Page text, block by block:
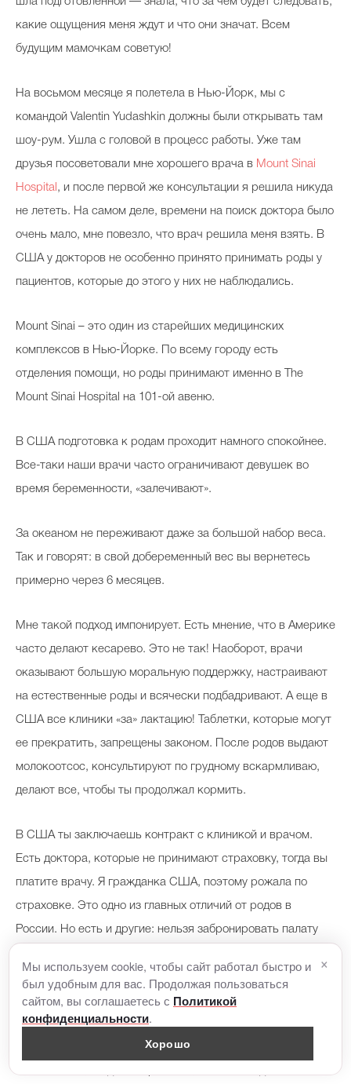
какие ощущения меня ждут и что они значат. Всем
будущим мамочкам советую!
На восьмом месяце я полетела в Нью-Йорк, мы с
командой Valentin Yudashkin должны были открывать там
шоу-рум. Ушла с головой в процесс работы. Уже там
друзья посоветовали мне хорошего врача в Mount Sinai
Hospital , и после первой же консультации я решила никуда
не лететь. На самом деле, времени на поиск доктора было
очень мало, мне повезло, что врач решила меня взять. В
США у докторов не особенно принято принимать роды у
пациентов, которые до этого у них не наблюдались.
Mount Sinai – это один из старейших медицинских
комплексов в Нью-Йорке. По всему городу есть
отделения помощи, но роды принимают именно в The
Mount Sinai Hospital на 101-ой авеню.
В США подготовка к родам проходит намного спокойнее.
Все-таки наши врачи часто ограничивают девушек во
время беременности, «залечивают».
За океаном не переживают даже за большой набор веса.
Так и говорят: в свой добеременный вес вы вернетесь
примерно через 6 месяцев.
Мне такой подход импонирует. Есть мнение, что в Америке
часто делают кесарево. Это не так! Наоборот, врачи
оказывают большую моральную поддержку, настраивают
на естественные роды и всячески подбадривают. А еще в
США все клиники «за» лактацию! Таблетки, которые могут
ее прекратить, запрещены законом. После родов выдают
молокоотсос, консультируют по грудному вскармливаю,
делают все, чтобы ты продолжал кормить.
В США ты заключаешь контракт с клиникой и врачом.
Есть доктора, которые не принимают страховку, тогда вы
платите врачу. Я гражданка США, поэтому рожала по
страховке. Это одно из главных отличий от родов в
России. Но есть и другие: нельзя забронировать палату
уже приехала в клинику, отошли воды и она собирается
рожать. Вы не можете за месяц знать, в какой палате
будете рожать. Поэтому если на момент родов свободных
одноместных палат нет, то нужно выбирать двухместную.
Мы используем cookie, чтобы сайт работал быстро и
был удобным для вас. Продолжая пользоваться
сайтом, вы соглашаетесь с Политикой
конфиденциальности.
Хорошо
×